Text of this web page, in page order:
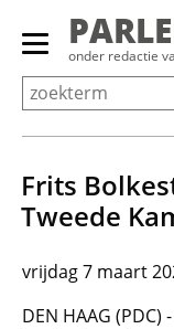
Overslaan
Primair
menu
tonen/verbergen
onder redactie
Frits
Tweede
vrijdag 7 maart
DEN HAAG (PDC)